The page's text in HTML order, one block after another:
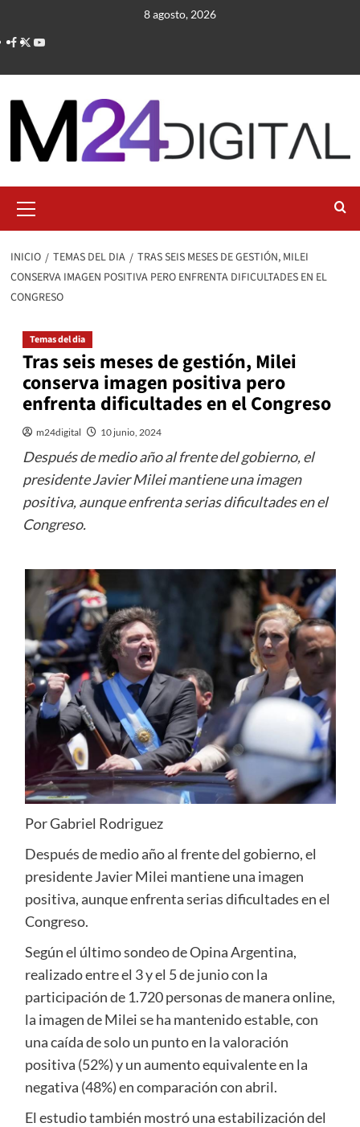
contenido
8 agosto, 2026
primario
INICIO TEMAS DEL DIA
TRAS SEIS MESES DE GESTIÓN, MILEI
CONSERVA IMAGEN POSITIVA PERO ENFRENTA DIFICULTADES EN EL
CONGRESO
Temas del dia
Tras seis meses de gestión, Milei
conserva imagen positiva pero
enfrenta dificultades en el Congreso
m24digital 10 junio, 2024
Después de medio año al frente del gobierno, el
presidente Javier Milei mantiene una imagen
positiva, aunque enfrenta serias dificultades en el
Congreso.
Por Gabriel Rodriguez
Después de medio año al frente del gobierno, el
presidente Javier Milei mantiene una imagen
positiva, aunque enfrenta serias dificultades en el
Congreso.
Según el último sondeo de Opina Argentina,
realizado entre el 3 y el 5 de junio con la
participación de 1.720 personas de manera online,
la imagen de Milei se ha mantenido estable, con
una caída de solo un punto en la valoración
positiva (52%) y un aumento equivalente en la
negativa (48%) en comparación con abril.
El estudio también mostró una estabilización del